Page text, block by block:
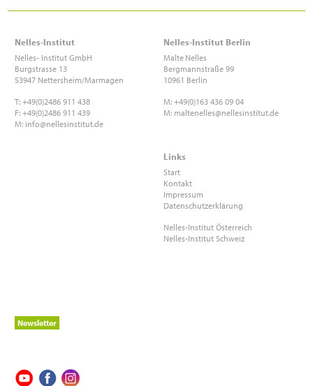
Nelles-Institut
Nelles- Institut GmbH
Burgstrasse 13
53947 Nettersheim/Marmagen
T: +49(0)2486 911 438
F: +49(0)2486 911 439
M: info@nellesinstitut.de
Nelles-Institut Berlin
Malte Nelles
Bergmannstraße 99
10961 Berlin
M: +49(0)163 436 09 04
M: maltenelles@nellesinstitut.de
Links
Start
Kontakt
Impressum
Datenschutzerklärung
Nelles-Institut Österreich
Nelles-Institut Schweiz
Newsletter